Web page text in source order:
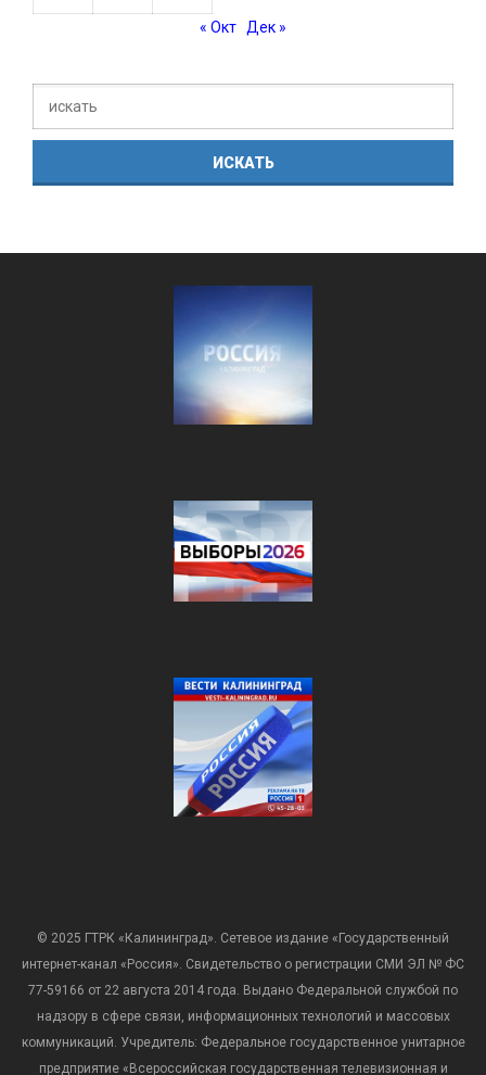
« Окт Дек »
© 2025 ГТРК «Калининград». Сетевое издание «Государственный
интернет-канал «Россия». Свидетельство о регистрации СМИ ЭЛ № ФС
77-59166 от 22 августа 2014 года. Выдано Федеральной службой по
надзору в сфере связи, информационных технологий и массовых
коммуникаций. Учредитель: Федеральное государственное унитарное
предприятие «Всероссийская государственная телевизионная и